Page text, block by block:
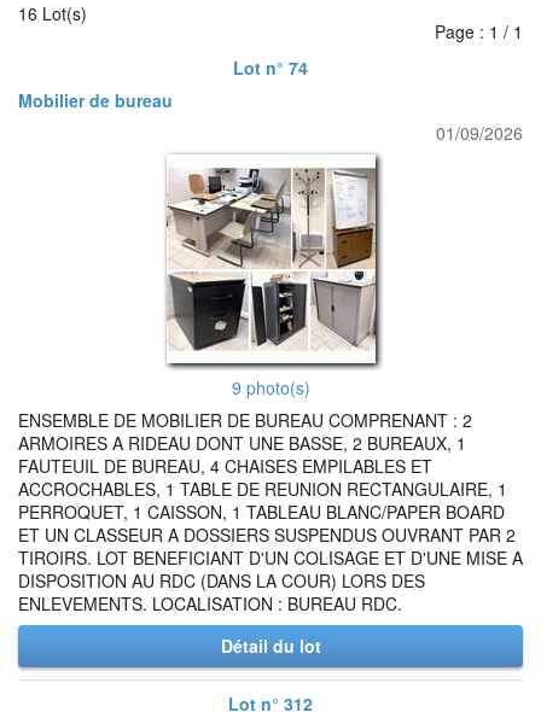
16 Lot(s)
Page : 1 / 1
Lot n° 74
Mobilier de bureau
01/09/2026
9 photo(s)
ENSEMBLE DE MOBILIER DE BUREAU COMPRENANT : 2
ARMOIRES A RIDEAU DONT UNE BASSE, 2 BUREAUX, 1
FAUTEUIL DE BUREAU, 4 CHAISES EMPILABLES ET
ACCROCHABLES, 1 TABLE DE REUNION RECTANGULAIRE, 1
PERROQUET, 1 CAISSON, 1 TABLEAU BLANC/PAPER BOARD
ET UN CLASSEUR A DOSSIERS SUSPENDUS OUVRANT PAR 2
TIROIRS. LOT BENEFICIANT D'UN COLISAGE ET D'UNE MISE A
DISPOSITION AU RDC (DANS LA COUR) LORS DES
ENLEVEMENTS. LOCALISATION : BUREAU RDC.
Détail du lot
Lot n° 312